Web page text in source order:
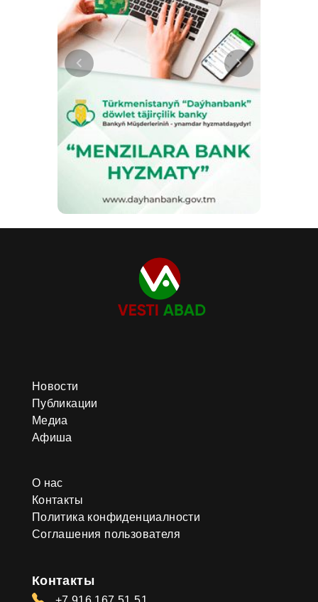
Новости
Публикации
Медиа
Афиша
О нас
Контакты
Политика конфиденциалности
Соглашения пользователя
Контакты